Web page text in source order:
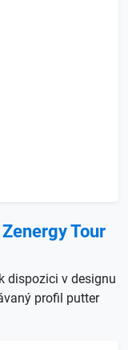
Tour
dispozici v designu
profil putter